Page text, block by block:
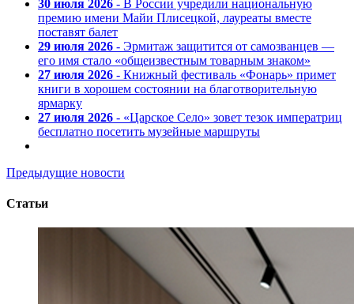
30 июля 2026 - В России учредили национальную
премию имени Майи Плисецкой, лауреаты вместе
поставят балет
29 июля 2026 - Эрмитаж защитится от самозванцев —
его имя стало «общеизвестным товарным знаком»
27 июля 2026 - Книжный фестиваль «Фонарь» примет
книги в хорошем состоянии на благотворительную
ярмарку
27 июля 2026 - «Царское Село» зовет тезок императриц
бесплатно посетить музейные маршруты
Предыдущие новости
Статьи